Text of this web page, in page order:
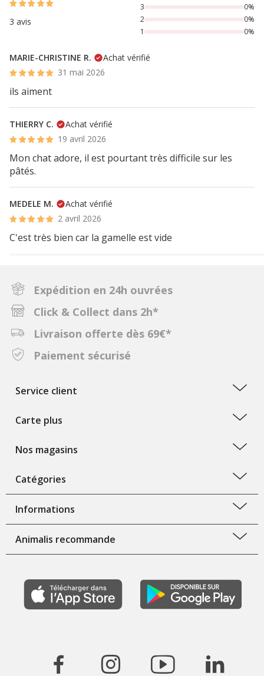
3 avis
3
0%
2
0%
1
0%
MARIE-CHRISTINE R.
Achat vérifié
31 mai 2026
ils aiment
THIERRY C.
Achat vérifié
19 avril 2026
Mon chat adore, il est pourtant très difficile sur les
pâtés.
MEDELE M.
Achat vérifié
2 avril 2026
C'est très bien car la gamelle est vide
Expédition en 24h ouvrées
Click & Collect dans 2h*
Livraison offerte dès 69€*
Paiement sécurisé
Service client
Carte plus
Nos magasins
Catégories
Informations
Animalis recommande